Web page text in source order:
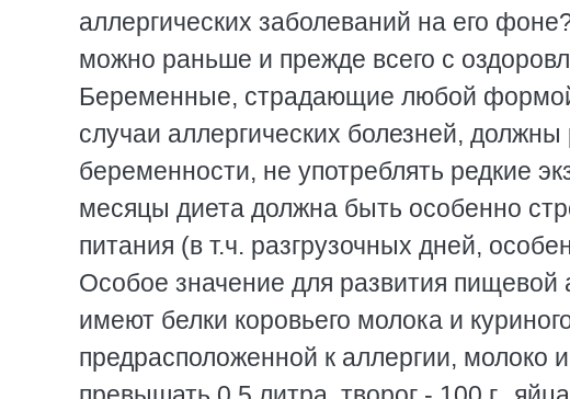
аллергических заболеваний на его
можно раньше и прежде всего с
Беременные, страдающие любой
случаи аллергических болезней,
беременности, не употреблять редкие
месяцы диета должна быть особенно
питания (в т.ч. разгрузочных дней,
Особое значение для развития пищевой
имеют белки коровьего молока и
предрасположенной к аллергии,